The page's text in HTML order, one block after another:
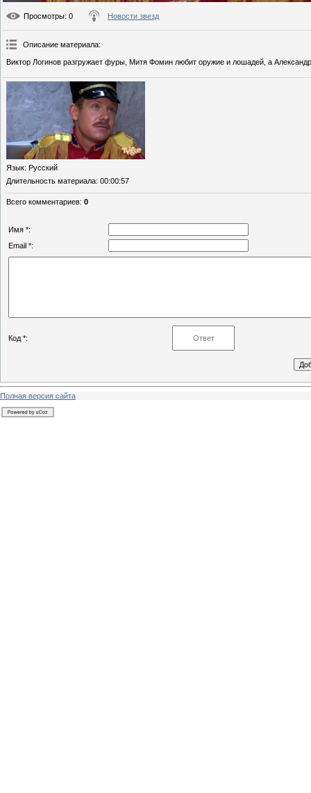
Просмотры: 0 Новости звезд
Описание материала:
Виктор Логинов разгружает фуры, Митя Фомин любит оружие и лошадей, а
Язык: Русский
Длительность материала: 00:00:57
Всего комментариев: 0
Имя *:
Email *:
Код *:
Полная версия сайта